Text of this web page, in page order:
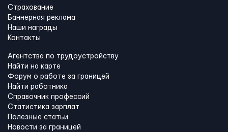
Страхование
Баннерная реклама
Наши награды
Контакты
Агентства по трудоустройству
Найти на карте
Форум о работе за границей
Найти работника
Справочник профессий
Статистика зарплат
Полезные статьи
Новости за границей